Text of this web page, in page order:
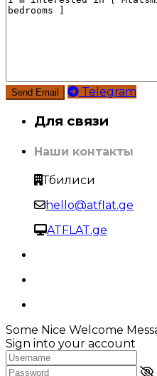
Telegram
Для связи
Наши контакты
Тбилиси
hello@atflat.ge
ATFLAT.ge
Some Nice Welcome
Sign into your account